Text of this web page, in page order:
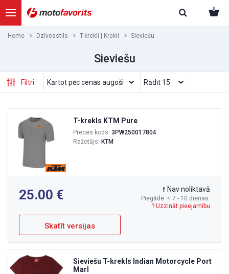
Home Dzīvesstils T-krekli | Krekli Sieviešu
Sieviešu
Filtri
T-krekls KTM Pure
Preces kods: 3PW250017804
Ražotājs: KTM
25.00 Piegāde: ≈ 7 - 10 dienas
Nav noliktavā
? Uzzināt pieejamību
Skatīt versijas
Sieviešu T-krekls Indian Motorcycle Port
Marl